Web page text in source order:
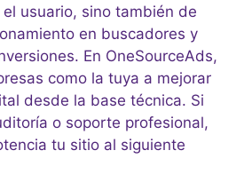
usuario, sino también de
en buscadores y
En OneSourceAds,
como la tuya a mejorar
desde la base técnica. Si
o soporte profesional,
tu sitio al siguiente